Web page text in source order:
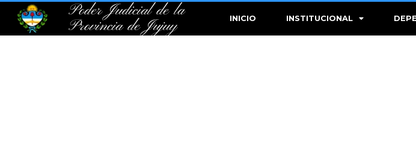
Poder Judicial de la
Provincia de Jujuy
INICIO INSTITUCIONAL